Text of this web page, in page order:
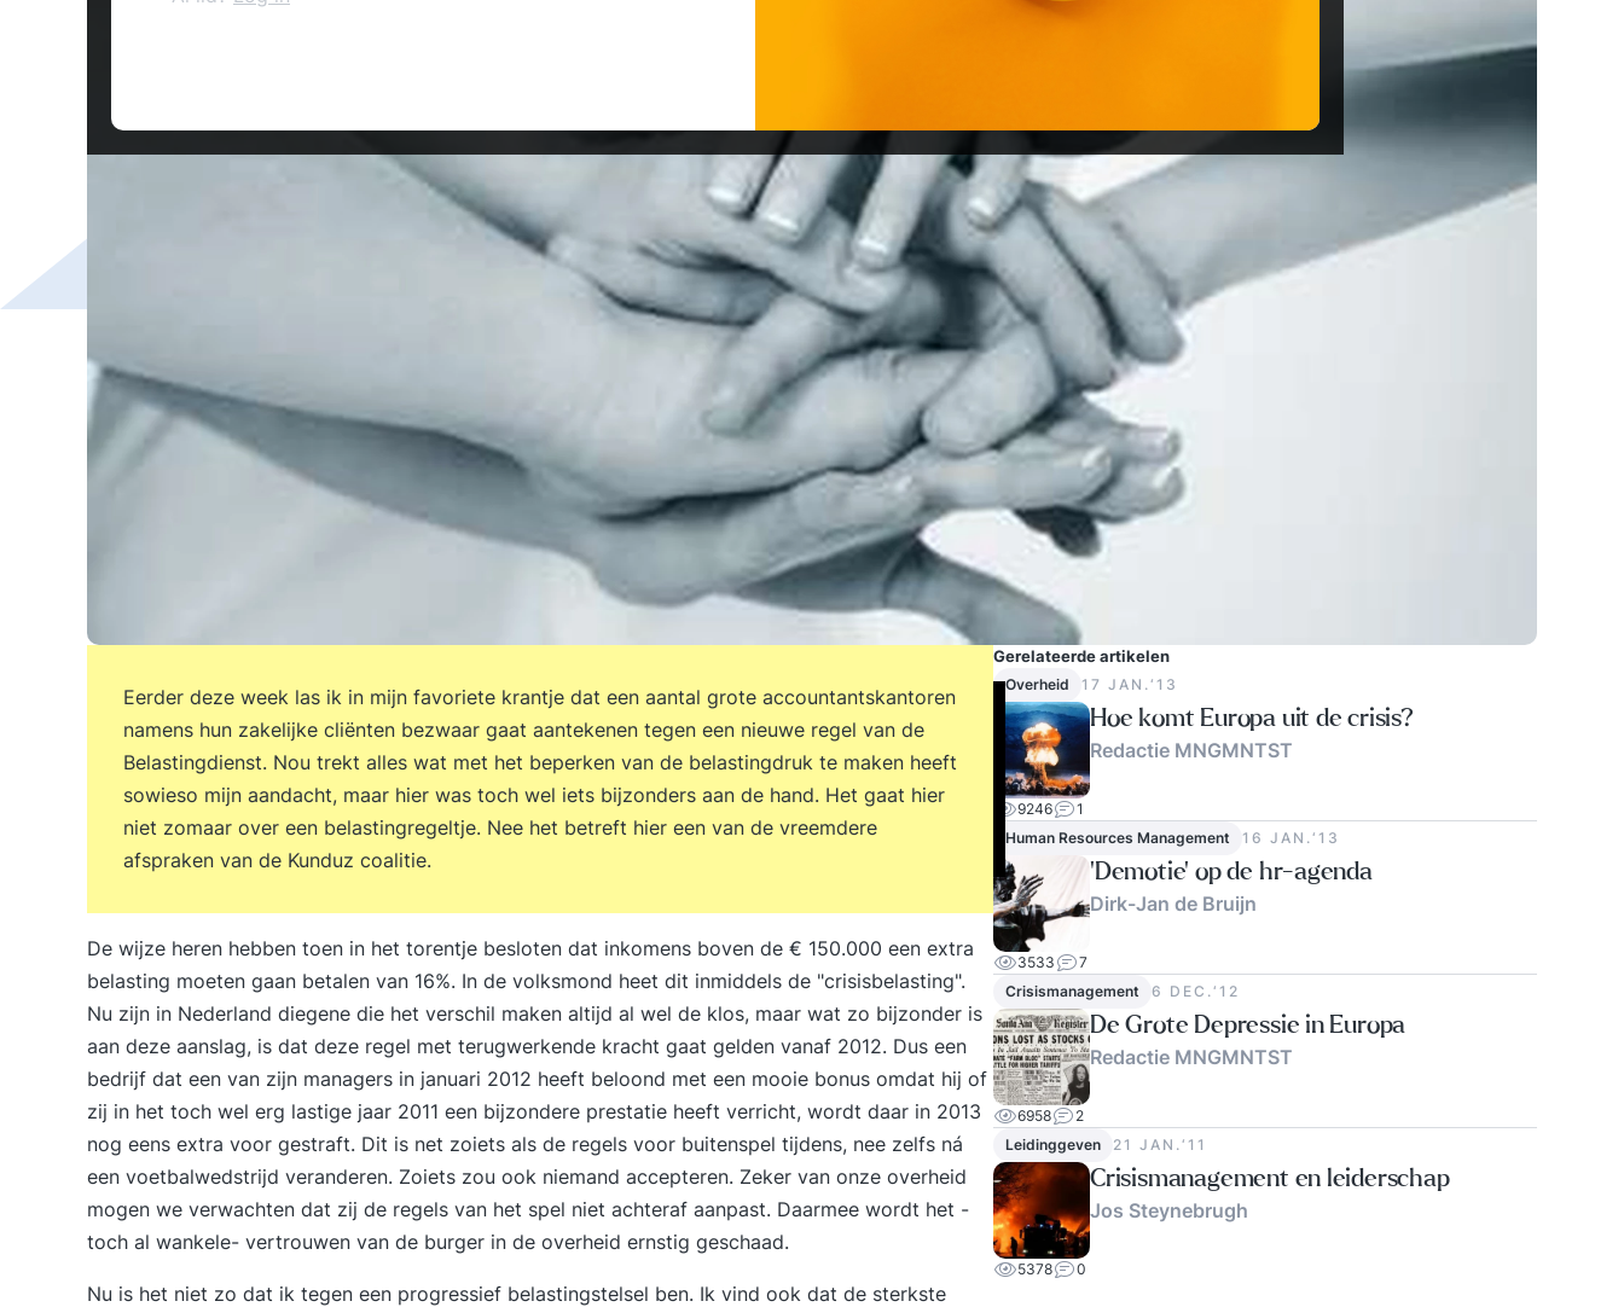
Eerder deze week las ik in mijn favoriete krantje dat een aantal grote accountantskantoren
namens hun zakelijke cliënten bezwaar gaat aantekenen tegen een nieuwe regel van de
Belastingdienst. Nou trekt alles wat met het beperken van de belastingdruk te maken heeft
sowieso mijn aandacht, maar hier was toch wel iets bijzonders aan de hand. Het gaat hier
niet zomaar over een belastingregeltje. Nee het betreft hier een van de vreemdere
afspraken van de Kunduz coalitie.
De wijze heren hebben toen in het torentje besloten dat inkomens boven de € 150.000 een extra
belasting moeten gaan betalen van 16%. In de volksmond heet dit inmiddels de "crisisbelasting".
Nu zijn in Nederland diegene die het verschil maken altijd al wel de klos, maar wat zo bijzonder is
aan deze aanslag, is dat deze regel met terugwerkende kracht gaat gelden vanaf 2012. Dus een
bedrijf dat een van zijn managers in januari 2012 heeft beloond met een mooie bonus omdat hij of
zij in het toch wel erg lastige jaar 2011 een bijzondere prestatie heeft verricht, wordt daar in 2013
nog eens extra voor gestraft. Dit is net zoiets als de regels voor buitenspel tijdens, nee zelfs ná
een voetbalwedstrijd veranderen. Zoiets zou ook niemand accepteren. Zeker van onze overheid
mogen we verwachten dat zij de regels van het spel niet achteraf aanpast. Daarmee wordt het -
toch al wankele- vertrouwen van de burger in de overheid ernstig geschaad.
Nu is het niet zo dat ik tegen een progressief belastingstelsel ben. Ik vind ook dat de sterkste
Gerelateerde artikelen
Overheid 17 JAN.‘13
Hoe komt Europa uit de crisis?
Redactie MNGMNTST
9246
1
Human Resources Management
16 JAN.‘13
'Demotie’ op de hr-agenda
Dirk-Jan de Bruijn
3533
7
Crisismanagement
6 DEC.‘12
De Grote Depressie in Europa
Redactie MNGMNTST
6958
2
Leidinggeven
21 JAN.‘11
Crisismanagement en leiderschap
Jos Steynebrugh
5378 0